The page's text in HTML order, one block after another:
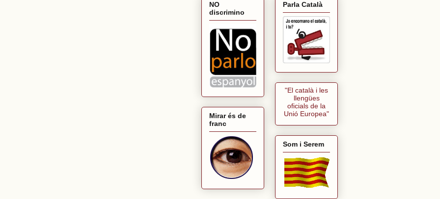
NO
discrimino
Mirar és de
franc
Parla Català
"El català i les
llengües
oficials de la
Unió Europea"
Som i Serem